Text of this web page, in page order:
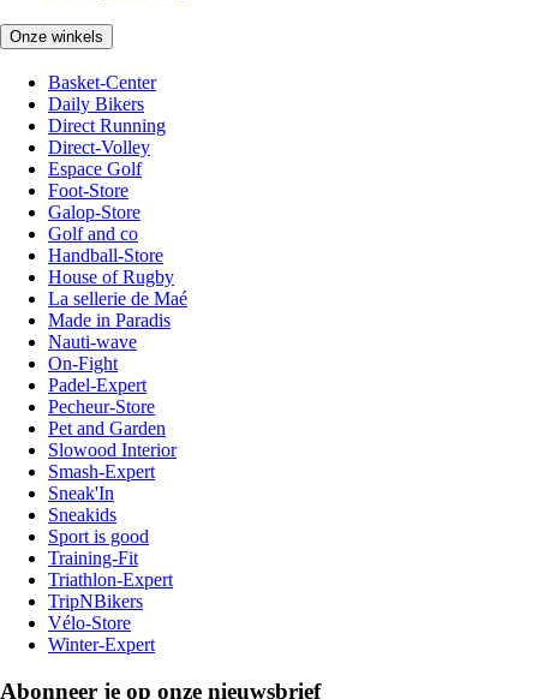
Onze winkels
Basket-Center
Daily Bikers
Direct Running
Direct-Volley
Espace Golf
Foot-Store
Galop-Store
Golf and co
Handball-Store
House of Rugby
La sellerie de Maé
Made in Paradis
Nauti-wave
On-Fight
Padel-Expert
Pecheur-Store
Pet and Garden
Slowood Interior
Smash-Expert
Sneak'In
Sneakids
Sport is good
Training-Fit
Triathlon-Expert
TripNBikers
Vélo-Store
Winter-Expert
Abonneer je op onze nieuwsbrief